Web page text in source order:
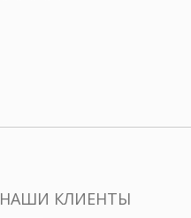
НАШИ КЛИЕНТЫ